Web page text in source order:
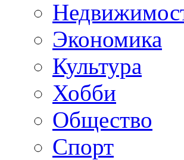
Экономика
Культура
Хобби
Общество
Спорт